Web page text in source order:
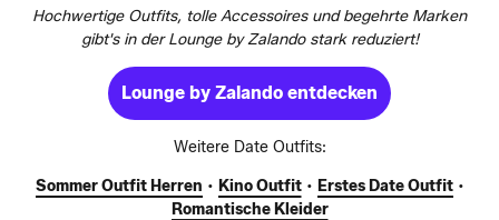
Hochwertige Outfits, tolle Accessoires und begehrte Marken
gibt's in der Lounge by Zalando stark reduziert!
Lounge by Zalando entdecken
Weitere Date Outfits:
Sommer Outfit Herren • Kino Outfit• Erstes Date Outfit•
Romantische Kleider